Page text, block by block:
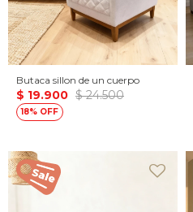
Butaca sillon de un cuerpo
$ 19.900 $ 24.500
18